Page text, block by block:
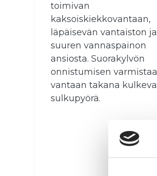
toimivan
kaksoiskiekkovantaan,
läpäisevän vantaiston ja
suuren vannaspainon
ansiosta. Suorakylvön
onnistumisen varmistaa
vantaan takana kulkeva
sulkupyörä.